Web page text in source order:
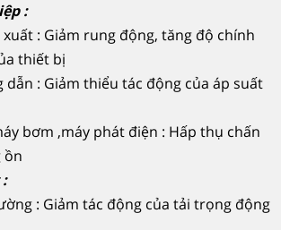
:
: Giảm rung động, tăng độ chính
thiết bị
: Giảm thiểu tác động của áp suất
bơm ,máy phát điện : Hấp thụ chấn
ồn
: Giảm tác động của tải trọng động